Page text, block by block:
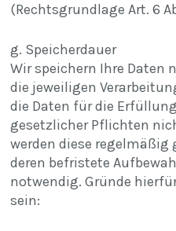
(Rechtsgrundlage Art. 6
g. Speicherdauer
Wir speichern Ihre Daten
die jeweiligen
die Daten für die
gesetz­licher Pflichten
werden diese regel­mäßig
deren befristete
notwendig. Gründe
sein: